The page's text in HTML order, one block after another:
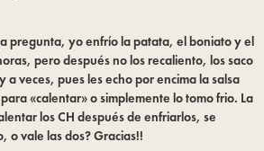
pregunta, yo enfrío la patata, el boniato y el
pero después no los recaliento, los saco
a veces, pues les echo por encima la salsa
«calentar» o simplemente lo tomo frio. La
los CH después de enfriarlos, se
o vale las dos? Gracias!!